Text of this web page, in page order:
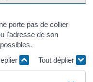
porte pas de collier
l'adresse de son
Tout déplier